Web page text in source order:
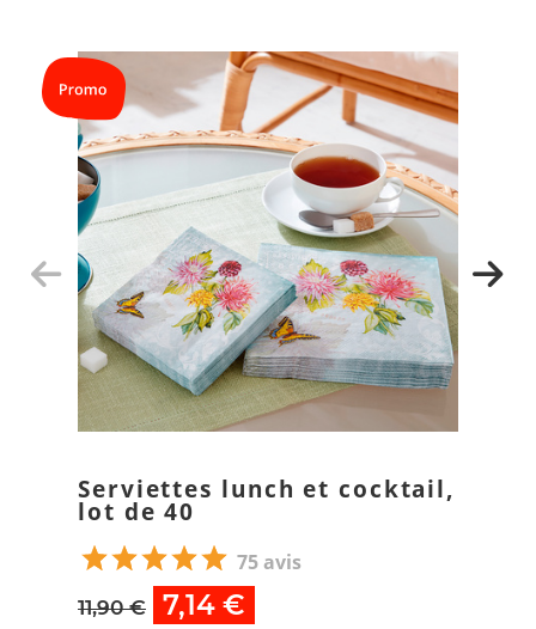
Serviettes lunch et cocktail,
lot de 40
75 avis
11,90 € 7,14 €